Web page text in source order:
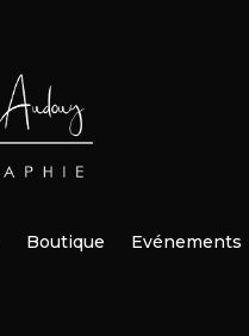
Boutique Evénements